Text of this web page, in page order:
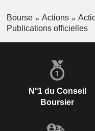
Bourse Actions
Publications officielles
N°1 du Conseil
Boursier